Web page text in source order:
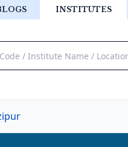
INSTITUTES